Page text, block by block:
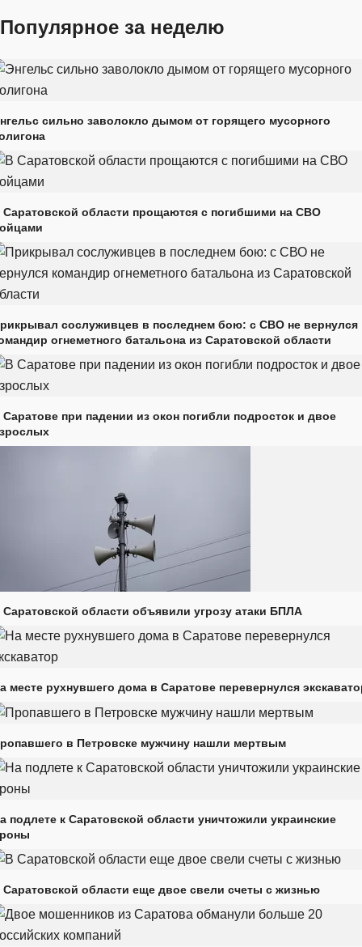
Популярное за неделю
сильно заволокло дымом от горящего мусорного
Саратовской области прощаются с погибшими на СВО
сослуживцев в последнем бою: с СВО не вернулся
огнеметного батальона из Саратовской области
Саратове при падении из окон погибли подросток и двое
Саратовской области объявили угрозу атаки БПЛА
месте рухнувшего дома в Саратове перевернулся
в Петровске мужчину нашли мертвым
подлете к Саратовской области уничтожили украинские
Саратовской области еще двое свели счеты с жизнью